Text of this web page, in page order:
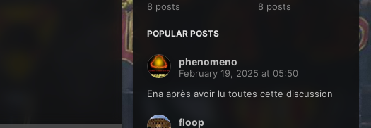
8 posts
8 posts
POPULAR POSTS
phenomeno
February 19, 2025 at 05:50
Ena après avoir lu toutes cette discussion
floop